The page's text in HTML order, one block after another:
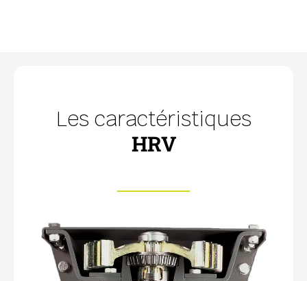
Les caractéristiques
HRV